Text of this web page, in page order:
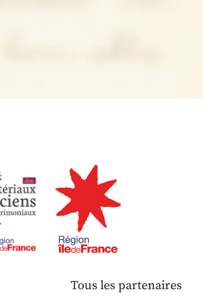
Tous les partenaires